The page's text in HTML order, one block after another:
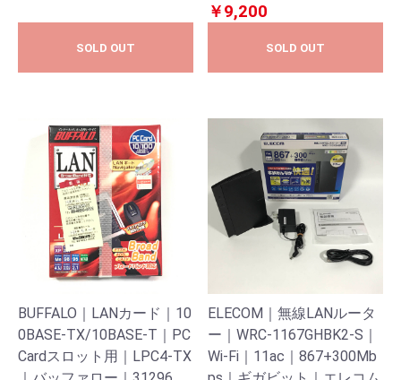
SOLD OUT
￥9,200
SOLD OUT
BUFFALO｜LANカード｜10
0BASE-TX/10BASE-T｜PC
Cardスロット用｜LPC4-TX
ELECOM｜無線LANルータ
ー｜WRC-1167GHBK2-S｜
Wi-Fi｜11ac｜867+300Mb